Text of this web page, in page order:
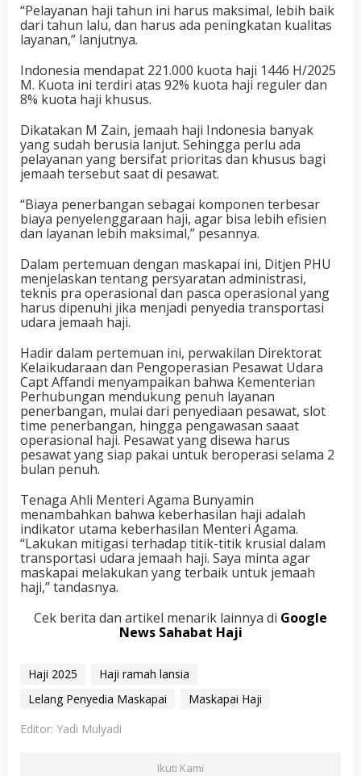
“Pelayanan haji tahun ini harus maksimal, lebih baik
dari tahun lalu, dan harus ada peningkatan kualitas
layanan,” lanjutnya.
Indonesia mendapat 221.000 kuota haji 1446 H/2025
M. Kuota ini terdiri atas 92% kuota haji reguler dan
8% kuota haji khusus.
Dikatakan M Zain, jemaah haji Indonesia banyak
yang sudah berusia lanjut. Sehingga perlu ada
pelayanan yang bersifat prioritas dan khusus bagi
jemaah tersebut saat di pesawat.
“Biaya penerbangan sebagai komponen terbesar
biaya penyelenggaraan haji, agar bisa lebih efisien
dan layanan lebih maksimal,” pesannya.
Dalam pertemuan dengan maskapai ini, Ditjen PHU
menjelaskan tentang persyaratan administrasi,
teknis pra operasional dan pasca operasional yang
harus dipenuhi jika menjadi penyedia transportasi
udara jemaah haji.
Hadir dalam pertemuan ini, perwakilan Direktorat
Kelaikudaraan dan Pengoperasian Pesawat Udara
Capt Affandi menyampaikan bahwa Kementerian
Perhubungan mendukung penuh layanan
penerbangan, mulai dari penyediaan pesawat, slot
time penerbangan, hingga pengawasan saaat
operasional haji. Pesawat yang disewa harus
pesawat yang siap pakai untuk beroperasi selama 2
bulan penuh.
Tenaga Ahli Menteri Agama Bunyamin
menambahkan bahwa keberhasilan haji adalah
indikator utama keberhasilan Menteri Agama.
“Lakukan mitigasi terhadap titik-titik krusial dalam
transportasi udara jemaah haji. Saya minta agar
maskapai melakukan yang terbaik untuk jemaah
haji,” tandasnya.
Cek berita dan artikel menarik lainnya di Google
News Sahabat Haji
Haji 2025
Haji ramah lansia
Lelang Penyedia Maskapai
Maskapai Haji
Editor: Yadi Mulyadi
Ikuti Kami